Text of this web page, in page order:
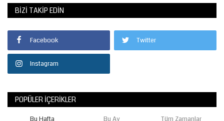
BIZI TAKIP EDIN
Facebook Twitter
Instagram
POPÜLER İÇERIKLER
Bu Hafta Bu Ay Tüm Zamanlar